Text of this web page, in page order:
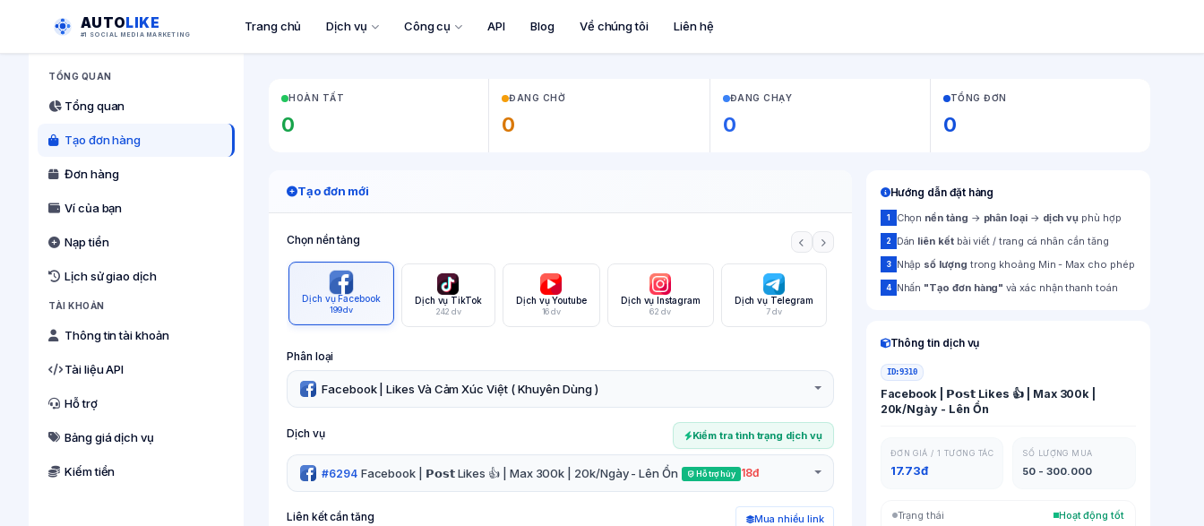
AUTOLIKE
#1 SOCIAL MEDIA MARKETING
Trang chủ Dịch vụ Công cụ API Blog Về chúng tôi Liên hệ
TỔNG QUAN
Tổng quan
Tạo đơn hàng
Đơn hàng
Ví của bạn
Nạp tiền
Lịch sử giao dịch
TÀI KHOẢN
Thông tin tài khoản
Tài liệu API
Hỗ trợ
Bảng giá dịch vụ
Kiếm tiền
HOÀN TẤT
0
ĐANG CHỜ
0
ĐANG CHẠY
0
TỔNG ĐƠN
0
Tạo đơn mới
Chọn nền tảng
Dịch vụ Facebook
199 dv
Dịch vụ TikTok
242 dv
Dịch vụ Youtube
16 dv
Dịch vụ Instagram
62 dv
Dịch vụ Telegram
7 dv
Phân loại
Facebook | Likes Và Cảm Xúc Việt ( Khuyên Dùng )
Dịch vụ Kiểm tra tình trạng dịch vụ
#6294 Facebook | 𝗣𝗼𝘀𝘁 Likes 👍 | Max 300k | 20k/Ngày - Lên Ổn Hỗ trợ hủy 18đ
Liên kết cần tăng Mua nhiều link
Hướng dẫn đặt hàng
1 Chọn nền tảng → phân loại→ dịch vụ phù hợp
2 Dán liên kếtbài viết / trang cá nhân cần tăng
3 Nhập số lượng trong khoảng Min - Max cho phép
4 Nhấn "Tạo đơn hàng" và xác nhận thanh toán
Thông tin dịch vụ
ID:9310
Facebook | 𝗣𝗼𝘀𝘁 Likes 👍 | Max 300k |
20k/Ngày - Lên Ổn
ĐƠN GIÁ / 1 TƯƠNG TÁC
17.73đ
SỐ LƯỢNG MUA
50 - 300.000
Trạng thái Hoạt động tốt